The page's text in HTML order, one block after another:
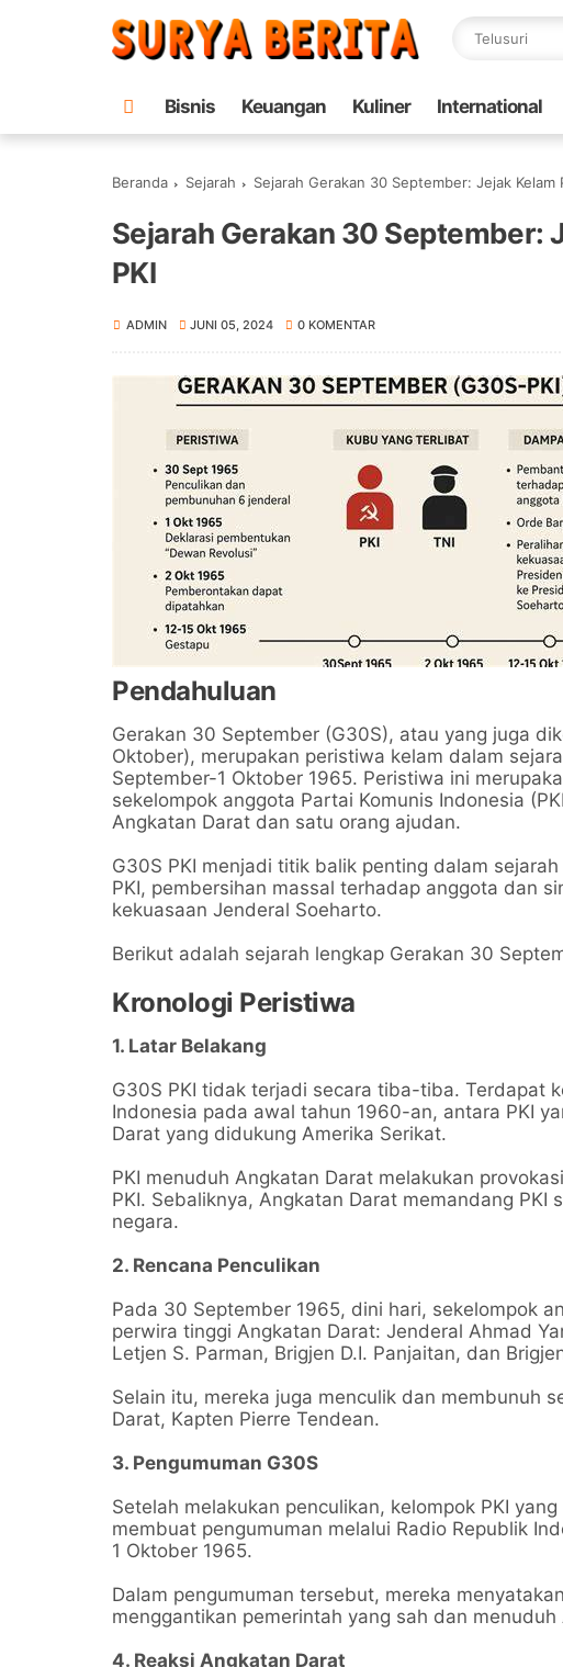
Bisnis Keuangan Kuliner International
Beranda Sejarah Sejarah Gerakan 30 September: Jejak Kelam
Sejarah Gerakan 30 September:
PKI
ADMIN JUNI 05, 2024 0 KOMENTAR
Pendahuluan
Gerakan 30 September (G30S), atau yang juga
Oktober), merupakan peristiwa kelam dalam
September-1 Oktober 1965. Peristiwa ini
sekelompok anggota Partai Komunis Indonesia
Angkatan Darat dan satu orang ajudan.
G30S PKI menjadi titik balik penting dalam
PKI, pembersihan massal terhadap anggota dan
kekuasaan Jenderal Soeharto.
Berikut adalah sejarah lengkap Gerakan 30
Kronologi Peristiwa
1. Latar Belakang
G30S PKI tidak terjadi secara tiba-tiba. Terdapat
Indonesia pada awal tahun 1960-an, antara PKI
Darat yang didukung Amerika Serikat.
PKI menuduh Angkatan Darat melakukan
PKI. Sebaliknya, Angkatan Darat memandang
negara.
2. Rencana Penculikan
Pada 30 September 1965, dini hari, sekelompok
perwira tinggi Angkatan Darat: Jenderal Ahmad
Letjen S. Parman, Brigjen D.I. Panjaitan, dan
Selain itu, mereka juga menculik dan membunuh
Darat, Kapten Pierre Tendean.
3. Pengumuman G30S
Setelah melakukan penculikan, kelompok PKI
membuat pengumuman melalui Radio Republik
1 Oktober 1965.
Dalam pengumuman tersebut, mereka
menggantikan pemerintah yang sah dan
4. Reaksi Angkatan Darat